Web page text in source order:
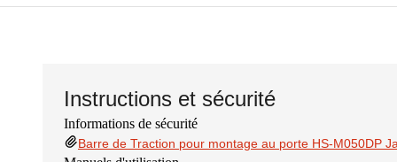
Instructions et sécurité
Informations de sécurité
Barre de Traction pour montage au porte HS-M050DP